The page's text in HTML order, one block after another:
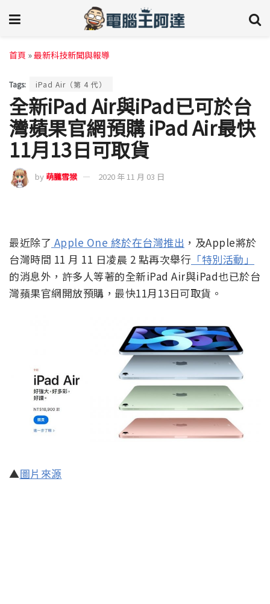
首頁 »最新科技新聞與報導
Tags: iPad Air（第 4 代）
全新iPad Air與iPad已可於台
灣蘋果官網預購 iPad Air最快
11月13日可取貨
by 萌朧雪猴 2020 年 11 月 03 日
最近除了 Apple One 終於在台灣推出 ，及Apple將於
台灣時間 11 月 11 日凌晨 2 點再次舉行 「特別活動」
的消息外，許多人等著的全新iPad Air與iPad也已於台
灣蘋果官網開放預購，最快11月13日可取貨。
▲圖片來源